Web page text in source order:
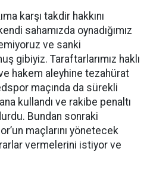
karşı takdir hakkını
sahamızda oynadığımız
ve sanki
gibiyiz. Taraftarlarımız haklı
hakem aleyhine tezahürat
maçında da sürekli
kullandı ve rakibe penaltı
Bundan sonraki
maçlarını yönetecek
vermelerini istiyor ve